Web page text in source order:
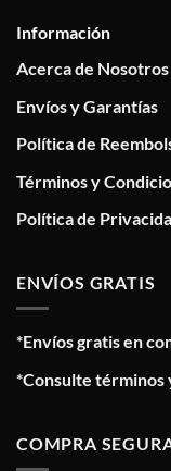
Información
Acerca de Nosotros
Envíos y Garantías
Política de
Términos y
Política de
ENVÍOS GRATIS
*Envíos gratis en
*Consulte términos
COMPRA